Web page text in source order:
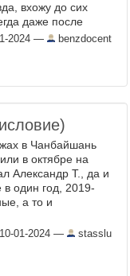
вхожу до сих
даже после
поясе. Сегодня,
2024 — benzdocent
в Чанбайшань
в октябре на
Александр Т., да и
один год, 2019-
а то и
10-01-2024 — stasslu